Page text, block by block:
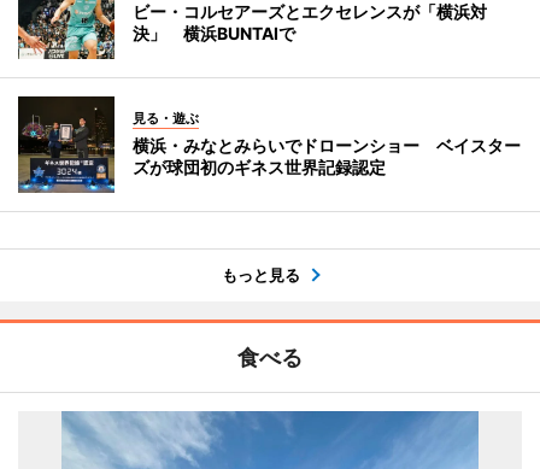
ビー・コルセアーズとエクセレンスが「横浜対
決」 横浜BUNTAIで
見る・遊ぶ
横浜・みなとみらいでドローンショー ベイスター
ズが球団初のギネス世界記録認定
もっと見る
食べる